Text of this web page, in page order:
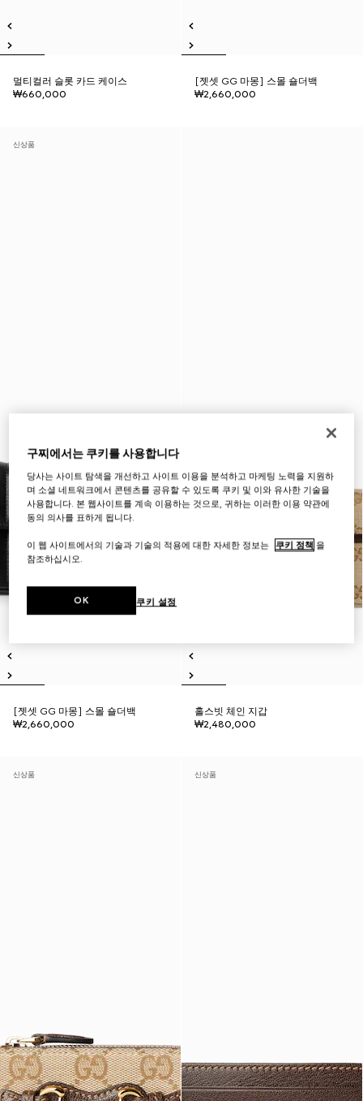
멀티컬러 슬롯 카드 케이스
₩660,000
[젯셋 GG 마몽] 스몰 숄더백
₩2,660,000
신상품
[젯셋 GG 마몽] 스몰 숄더백
₩2,660,000
홀스빗 체인 지갑
₩2,480,000
신상품 신상품
구찌에서는 쿠키를 사용합니다
당사는 사이트 탐색을 개선하고 사이트 이용을 분석하고 마케팅 노력을 지원하
며 소셜 네트워크에서 콘텐츠를 공유할 수 있도록 쿠키 및 이와 유사한 기술을
사용합니다. 본 웹사이트를 계속 이용하는 것으로, 귀하는 이러한 이용 약관에
동의 의사를 표하게 됩니다.
이 웹 사이트에서의 기술과 기술의 적용에 대한 자세한 정보는 쿠키 정책 을
참조하십시오.
쿠키 설정
OK